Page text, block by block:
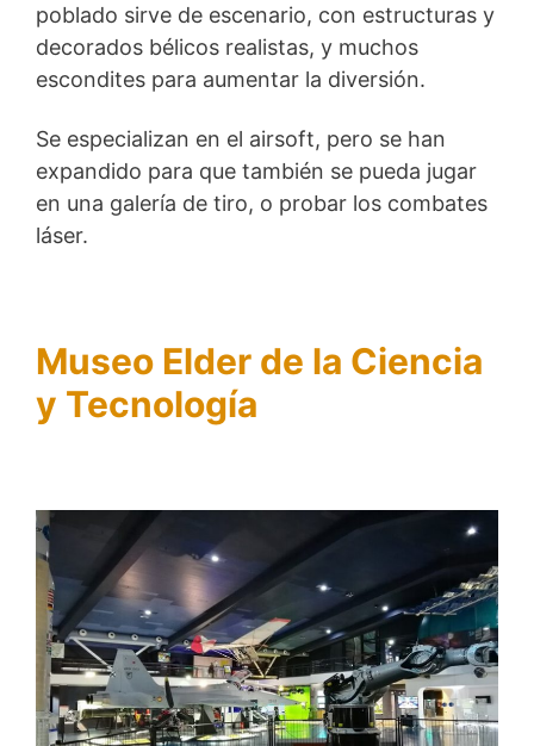
poblado sirve de escenario, con estructuras y
decorados bélicos realistas, y muchos
escondites para aumentar la diversión.
Se especializan en el airsoft, pero se han
expandido para que también se pueda jugar
en una galería de tiro, o probar los combates
láser.
Museo Elder de la Ciencia
y Tecnología